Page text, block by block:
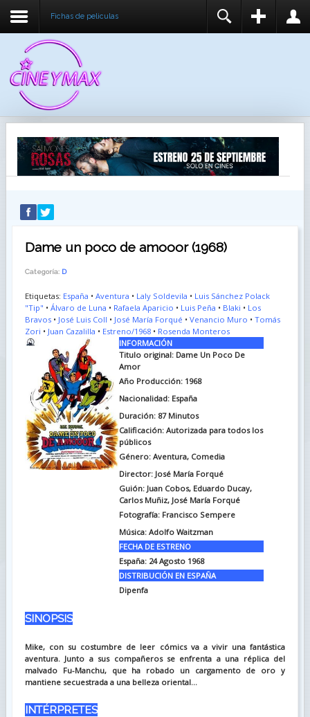
Fichas de peliculas
RECUÉRDEME
IDENTIFICARSE
REGISTER
Dame un poco de amooor (1968)
Categoría: D
Etiquetas: España • Aventura • Laly Soldevila • Luis Sánchez Polack
"Tip" • Álvaro de Luna • Rafaela Aparicio • Luis Peña • Blaki • Los
Bravos• José Luis Coll • José María Forqué • Venancio Muro • Tomás
Zori • Juan Cazalilla • Estreno/1968• Rosenda Monteros
INFORMACIÓN
Titulo original: Dame Un Poco De
Amor
Año Producción: 1968
Nacionalidad: España
Duración: 87 Minutos
Calificación: Autorizada para todos los
públicos
Género: Aventura, Comedia
Director: José María Forqué
Guión: Juan Cobos, Eduardo Ducay,
Carlos Muñiz, José María Forqué
Fotografía: Francisco Sempere
Música: Adolfo Waitzman
FECHA DE ESTRENO
España: 24 Agosto 1968
DISTRIBUCIÓN EN ESPAÑA
Dipenfa
SINOPSIS
Mike, con su costumbre de leer cómics va a vivir una fantástica
aventura. Junto a sus compañeros se enfrenta a una réplica del
malvado Fu-Manchu, que ha robado un cargamento de oro y
mantiene secuestrada a una belleza oriental...
INTÉRPRETES